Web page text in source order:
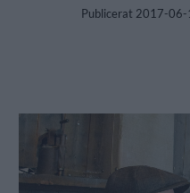
Publicerat 2017-06-